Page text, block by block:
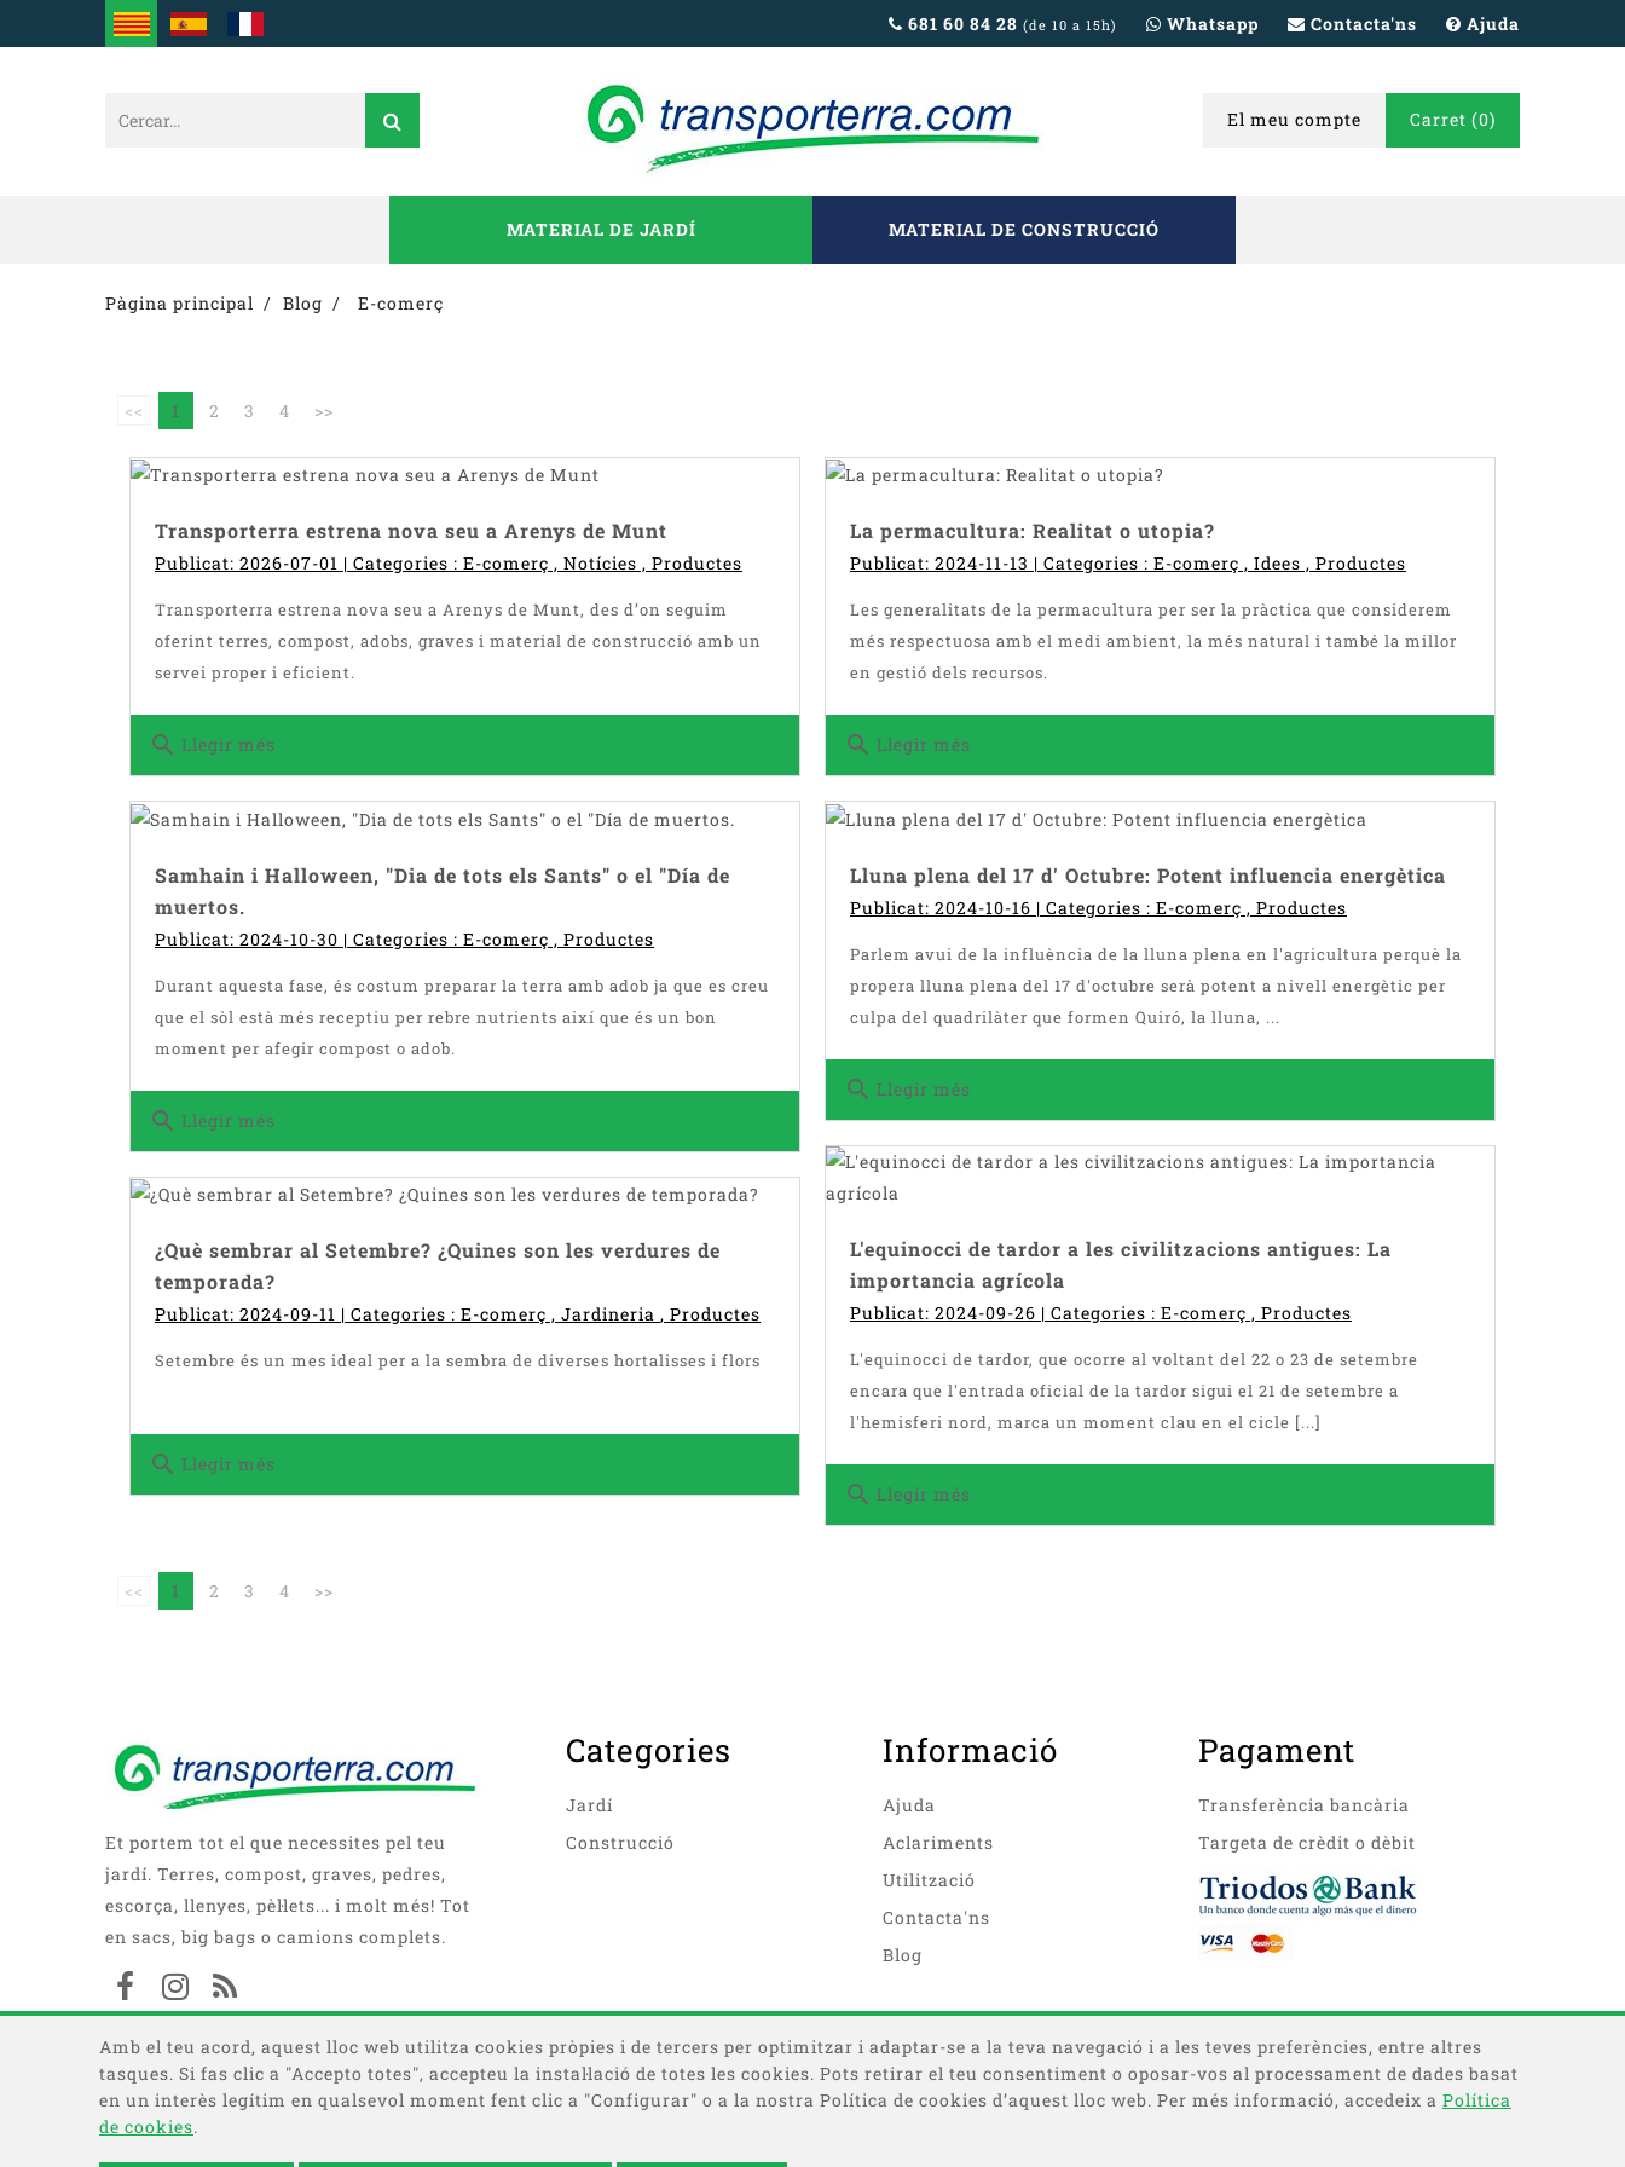
681 60 84 28 (de 10 a 15h) Whatsapp Contacta'ns Ajuda
Carret (0)
El meu compte
MATERIAL DE JARDÍ MATERIAL DE CONSTRUCCIÓ
Pàgina principal Blog E-comerç
<< 1 2 3 4 >>
Transporterra estrena nova seu a Arenys de Munt
Publicat: 2026-07-01 | Categories : E-comerç , Notícies , Productes
Transporterra estrena nova seu a Arenys de Munt, des d’on seguim
oferint terres, compost, adobs, graves i material de construcció amb un
servei proper i eficient.
search Llegir més
La permacultura: Realitat o utopia?
Publicat: 2024-11-13 | Categories : E-comerç , Idees , Productes
Les generalitats de la permacultura per ser la pràctica que considerem
més respectuosa amb el medi ambient, la més natural i també la millor
en gestió dels recursos.
search Llegir més
Samhain i Halloween, "Dia de tots els Sants" o el "Día de
muertos.
Publicat: 2024-10-30 | Categories : E-comerç , Productes
Durant aquesta fase, és costum preparar la terra amb adob ja que es creu
que el sòl està més receptiu per rebre nutrients així que és un bon
moment per afegir compost o adob.
search Llegir més
Lluna plena del 17 d' Octubre: Potent influencia energètica
Publicat: 2024-10-16 | Categories : E-comerç , Productes
Parlem avui de la influència de la lluna plena en l'agricultura perquè la
propera lluna plena del 17 d'octubre serà potent a nivell energètic per
culpa del quadrilàter que formen Quiró, la lluna, ...
search Llegir més
L'equinocci de tardor a les civilitzacions antigues: La
importancia agrícola
Publicat: 2024-09-26 | Categories : E-comerç , Productes
L'equinocci de tardor, que ocorre al voltant del 22 o 23 de setembre
encara que l'entrada oficial de la tardor sigui el 21 de setembre a
l'hemisferi nord, marca un moment clau en el cicle [...]
search Llegir més
¿Què sembrar al Setembre? ¿Quines son les verdures de
temporada?
Publicat: 2024-09-11 | Categories : E-comerç , Jardineria , Productes
Setembre és un mes ideal per a la sembra de diverses hortalisses i flors
search Llegir més
<< 1 2 3 4 >>
Et portem tot el que necessites pel teu
jardí. Terres, compost, graves, pedres,
escorça, llenyes, pèl·lets... i molt més! Tot
en sacs, big bags o camions complets.
Categories
Jardí
Construcció
Informació
Ajuda
Aclariments
Utilització
Contacta'ns
Blog
Pagament
Transferència bancària
Targeta de crèdit o dèbit
Amb el teu acord, aquest lloc web utilitza cookies pròpies i de tercers per optimitzar i adaptar-se a la teva navegació i a les teves preferències, entre altres
tasques. Si fas clic a "Accepto totes", accepteu la instal·lació de totes les cookies. Pots retirar el teu consentiment o oposar-vos al processament de dades basat
en un interès legítim en qualsevol moment fent clic a "Configurar" o a la nostra Política de cookies d’aquest lloc web. Per més informació, accedeix a Política
de cookies.